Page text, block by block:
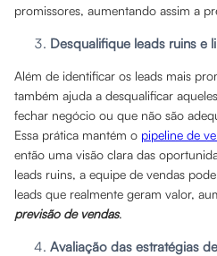
promissores, aumentando assim a
Desqualifique leads ruins e
Além de identificar os leads mais
também ajuda a desqualificar
fechar negócio ou que não são
Essa prática mantém o pipeline de
então uma visão clara das
leads ruins, a equipe de vendas
leads que realmente geram valor,
previsão de vendas.
Avaliação das estratégias